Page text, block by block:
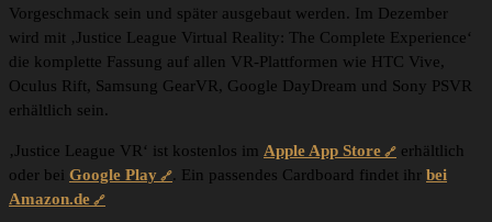
Vorgeschmack sein und später ausgebaut werden. Im Dezember
wird mit ‚Justice League Virtual Reality: The Complete Experience‘
die komplette Fassung auf allen VR-Plattformen wie HTC Vive,
Oculus Rift, Samsung GearVR, Google DayDream und Sony PSVR
erhältlich sein.
‚Justice League VR‘ ist kostenlos im Apple App Store
erhältlich
oder bei Google Play . Ein passendes Cardboard findet ihr bei
Amazon.de